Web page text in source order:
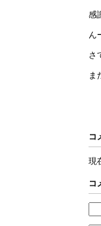
感
ん
さ
ま
コ
現
コ